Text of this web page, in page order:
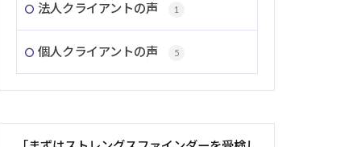
法人クライアントの声 1
個人クライアントの声 5